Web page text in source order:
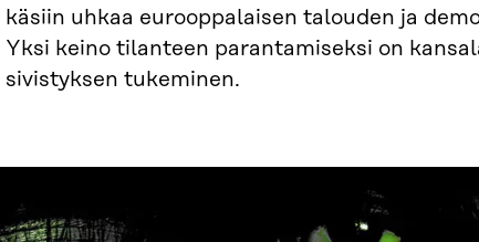
käsiin uhkaa eurooppalaisen talouden ja
Yksi keino tilanteen parantamiseksi on
sivistyksen tukeminen.